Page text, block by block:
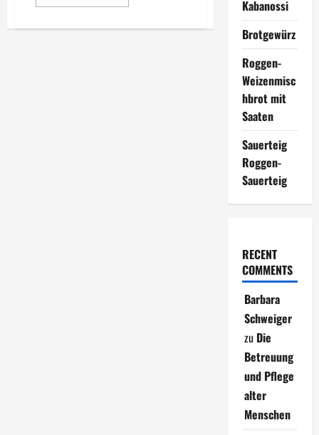
Informationen
backen
Kabanossi
Brotgewürz
Roggen-
Weizenmisc
hbrot mit
Saaten
Sauerteig
Roggen-
Sauerteig
RECENT
COMMENTS
Barbara
Schweiger
zu Die
Betreuung
und Pflege
alter
Menschen